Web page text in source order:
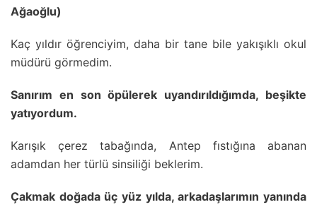
Ağaoğlu)
Kaç yıldır öğrenciyim, daha bir tane bile yakışıklı okul
müdürü görmedim.
Sanırım en son öpülerek uyandırıldığımda, beşikte
yatıyordum.
Karışık çerez tabağında, Antep fıstığına abanan
adamdan her türlü sinsiliği beklerim.
Çakmak doğada üç yüz yılda, arkadaşlarımın yanında